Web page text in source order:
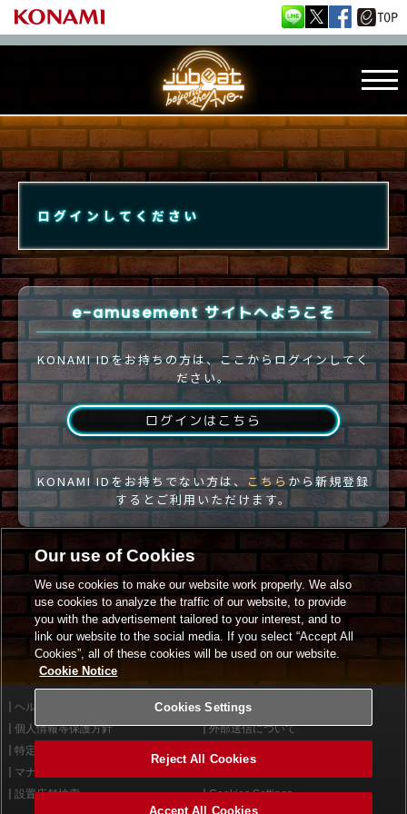
ログインしてください
e-amusement サイトへようこそ
KONAMI IDをお持ちの方は、ここからログインしてく
ださい。
ログインはこちら
KONAMI IDをお持ちでない方は、 こちらから新規登録
するとご利用いただけます。
ヘルプ
利用規約
個人情報等保護方針
外部送信について
特定商取引法に基づく表示
マナー＆ルール
設置店舗検索
Cookies Settings
Our use of Cookies
We use cookies to make our website work properly. We also
use cookies to analyze the traffic of our website, to provide
you with the advertisement tailored to your interest, and to
link our website to the social media. If you select “Accept All
Cookies”, all of these cookies will be used on our website.
Cookie Notice
Cookies Settings
Reject All Cookies
Accept All Cookies